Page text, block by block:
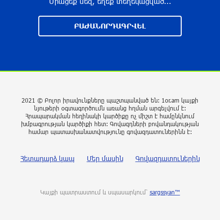
Ամենայն Հայոց Կաթողիկոսն ընդունեց
զովացուցիչ ըմպելիքները չեն արտադրվի
2 րոպե առաջ
շրջադարձը դեպի ՌԴ-ին թշնամաբար
ԲԱԺԱՆՈՐԴԱԳՐՎԵԼ
2021 © Բոլոր իրավունքները պաշտպանված են: 1or.am կայքի
նյութերի օգտագործումն առանց հղման արգելվում է:
Հրապարակման հեղինակի կարծիքը ոչ միշտ է համընկնում
խմբագրության կարծիքի հետ: Գովազդների բովանդակության
համար պատասխանատվությունը գովազդատուներինն է:
Հետադարձ կապ Մեր մասին Գովազդատուներին
Կայքի պատրաստում և սպասարկում՝ sargssyan™